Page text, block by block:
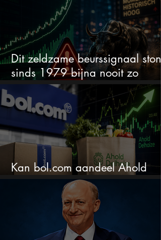
Dit zeldzame beurssignaal stond
sinds 1979 bijna nooit zo
extreem
Kan bol.com aandeel Ahold
nieuw leven inblazen?